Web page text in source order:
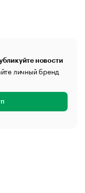
новости
личный бренд